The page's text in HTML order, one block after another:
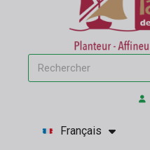
Français